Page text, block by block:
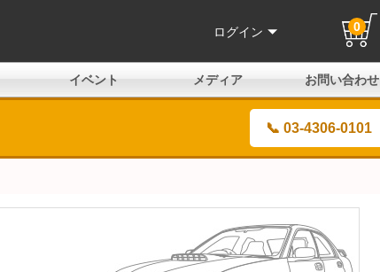
ログイン 0
イベント メディア お問い合わせ
📞 03-4306-0101